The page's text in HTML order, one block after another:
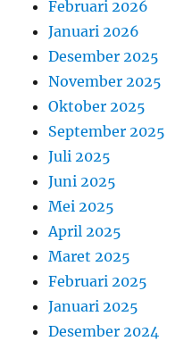
Februari 2026
Januari 2026
Desember 2025
November 2025
Oktober 2025
September 2025
Juli 2025
Juni 2025
Mei 2025
April 2025
Maret 2025
Februari 2025
Januari 2025
Desember 2024